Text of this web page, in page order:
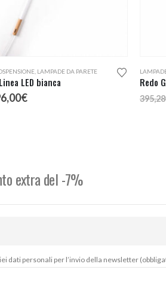
LAMPADE DA PARETE
LED bianca
prezzo
€Il
Redo
395,28
extra del -7%
dati personali per l’invio della newsletter